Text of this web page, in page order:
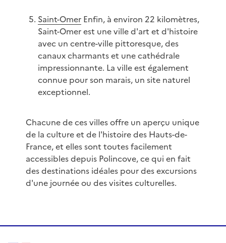
Saint-OmerEnfin, à environ 22 kilomètres,
Saint-Omer est une ville d'art et d'histoire
avec un centre-ville pittoresque, des
canaux charmants et une cathédrale
impressionnante. La ville est également
connue pour son marais, un site naturel
exceptionnel.
Chacune de ces villes offre un aperçu unique
de la culture et de l'histoire des Hauts-de-
France, et elles sont toutes facilement
accessibles depuis Polincove, ce qui en fait
des destinations idéales pour des excursions
d'une journée ou des visites culturelles.